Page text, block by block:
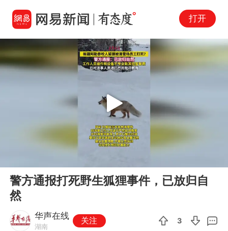
打开
Play
警方通报打死野生狐狸事件，已放归自
然
华声在线
湖南
关注 3